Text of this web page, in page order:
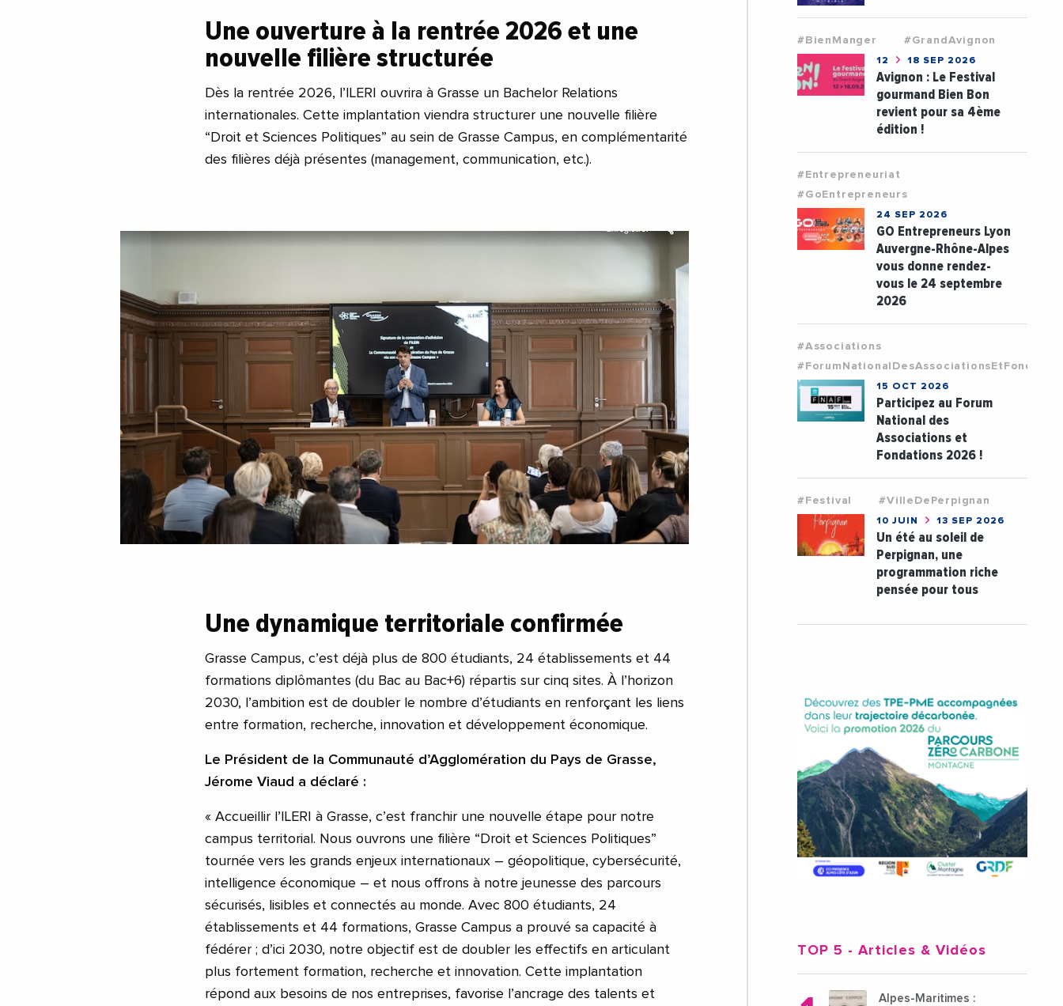
Une ouverture à la rentrée 2026 et une
nouvelle filière structurée
Dès la rentrée 2026, l’ILERI ouvrira à Grasse un Bachelor Relations
internationales. Cette implantation viendra structurer une nouvelle filière
“Droit et Sciences Politiques” au sein de Grasse Campus, en complémentarité
des filières déjà présentes (management, communication, etc.).
Une dynamique territoriale confirmée
Grasse Campus, c’est déjà plus de 800 étudiants, 24 établissements et 44
formations diplômantes (du Bac au Bac+6) répartis sur cinq sites. À l’horizon
2030, l’ambition est de doubler le nombre d’étudiants en renforçant les liens
entre formation, recherche, innovation et développement économique.
Le Président de la Communauté d’Agglomération du Pays de Grasse,
Jérome Viaud a déclaré :
« Accueillir l’ILERI à Grasse, c’est franchir une nouvelle étape pour notre
campus territorial. Nous ouvrons une filière “Droit et Sciences Politiques”
tournée vers les grands enjeux internationaux – géopolitique, cybersécurité,
intelligence économique – et nous offrons à notre jeunesse des parcours
sécurisés, lisibles et connectés au monde. Avec 800 étudiants, 24
établissements et 44 formations, Grasse Campus a prouvé sa capacité à
fédérer ; d’ici 2030, notre objectif est de doubler les effectifs en articulant
plus fortement formation, recherche et innovation. Cette implantation
répond aux besoins de nos entreprises, favorise l’ancrage des talents et
#BienManger #GrandAvignon
12 18 SEP 2026
Avignon : Le Festival
gourmand Bien Bon
revient pour sa 4ème
édition !
#Entrepreneuriat
#GoEntrepreneurs
24 SEP 2026
GO Entrepreneurs Lyon
Auvergne-Rhône-Alpes
vous donne rendez-
vous le 24 septembre
2026
#Associations
15 OCT 2026
Participez au Forum
National des
Associations et
Fondations 2026 !
#Festival #VilleDePerpignan
10 JUIN 13 SEP 2026
Un été au soleil de
Perpignan, une
programmation riche
pensée pour tous
TOP 5 - Articles & Vidéos
Alpes-Maritimes :